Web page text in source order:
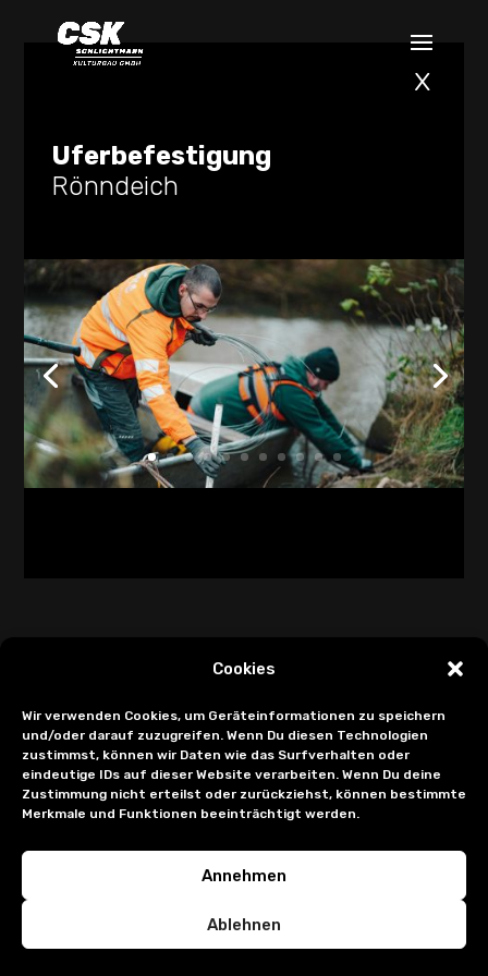
Cookies
Wir verwenden Cookies, um Geräteinformationen zu speichern
und/oder darauf zuzugreifen. Wenn Du diesen Technologien
zustimmst, können wir Daten wie das Surfverhalten oder
eindeutige IDs auf dieser Website verarbeiten. Wenn Du deine
Zustimmung nicht erteilst oder zurückziehst, können bestimmte
Merkmale und Funktionen beeinträchtigt werden.
Annehmen
Ablehnen
x
Uferbefestigung
Rönndeich